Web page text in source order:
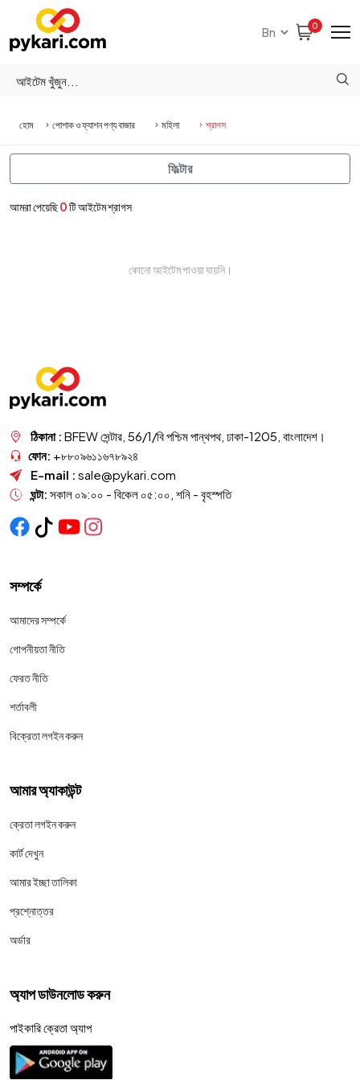
0
হোম পোশাক ও ফ্যাশন পণ্য বাজার মহিলা শ্রাগস
আমরা পেয়েছি0টি আইটেম শ্রাগস
কোনো আইটেম পাওয়া যায়নি।
ফিল্টার
ঠিকানা : BFEW সেন্টার, 56/1/বি পশ্চিম পান্থপথ, ঢাকা-1205, বাংলাদেশ।
ফোন: +৮৮০৯৬১১৬৭৮৯২৪
E-mail : sale@pykari.com
ঘন্টা: সকাল ০৯:০০ - বিকেল ০৫:০০, শনি - বৃহস্পতি
সম্পর্কে
আমাদের সম্পর্কে
গোপনীয়তা নীতি
ফেরত নীতি
শর্তাবলী
বিক্রেতা লগইন করুন
আমার অ্যাকাউন্ট
ক্রেতা লগইন করুন
কার্ট দেখুন
আমার ইচ্ছা তালিকা
প্রশ্নোত্তর
অর্ডার
অ্যাপ ডাউনলোড করুন
পাইকারি ক্রেতা অ্যাপ